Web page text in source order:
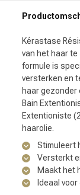
Kérastase
van het haar te
formule is
versterken en
haar
Bain
Extentioniste
haarolie.
Stimuleert
Versterkt
Maakt het
Ideaal